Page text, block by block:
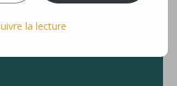
la lecture